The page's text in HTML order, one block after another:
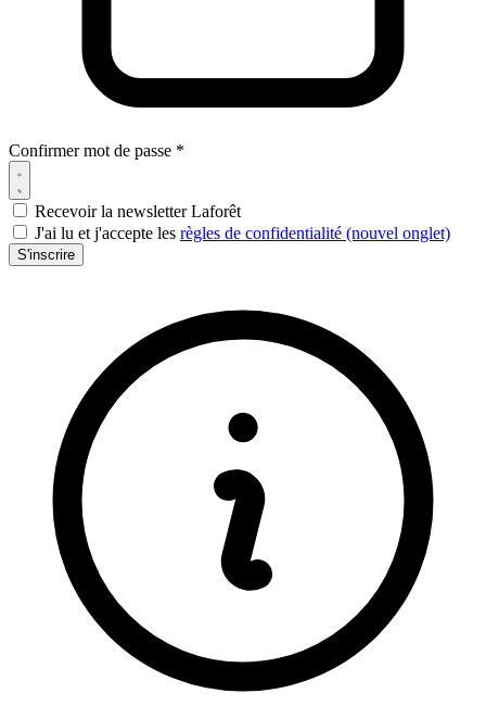
Confirmer mot de passe *
Recevoir la newsletter Laforêt
J'ai lu et j'accepte les règles de confidentialité (nouvel onglet)
S'inscrire